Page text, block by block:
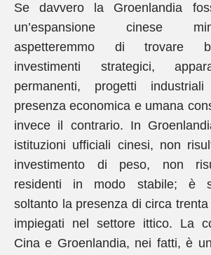
Se davvero la Groenlandia
un’espansione cinese
aspetteremmo di trovare
investimenti strategici,
permanenti, progetti
presenza economica e umana
invece il contrario. In
istituzioni ufficiali cinesi, non
investimento di peso, non
residenti in modo stabile; è
soltanto la presenza di circa
impiegati nel settore ittico. La
Cina e Groenlandia, nei fatti, è